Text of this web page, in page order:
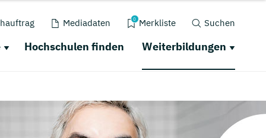
Mediadaten 0 Merkliste Suchen
Hochschulen finden Weiterbildungen